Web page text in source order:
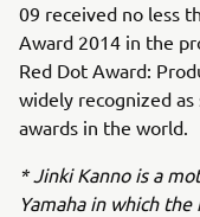
09 received no less
Award 2014 in the
Red Dot Award:
widely recognized
awards in the world.
* Jinki Kanno is a
Yamaha in which